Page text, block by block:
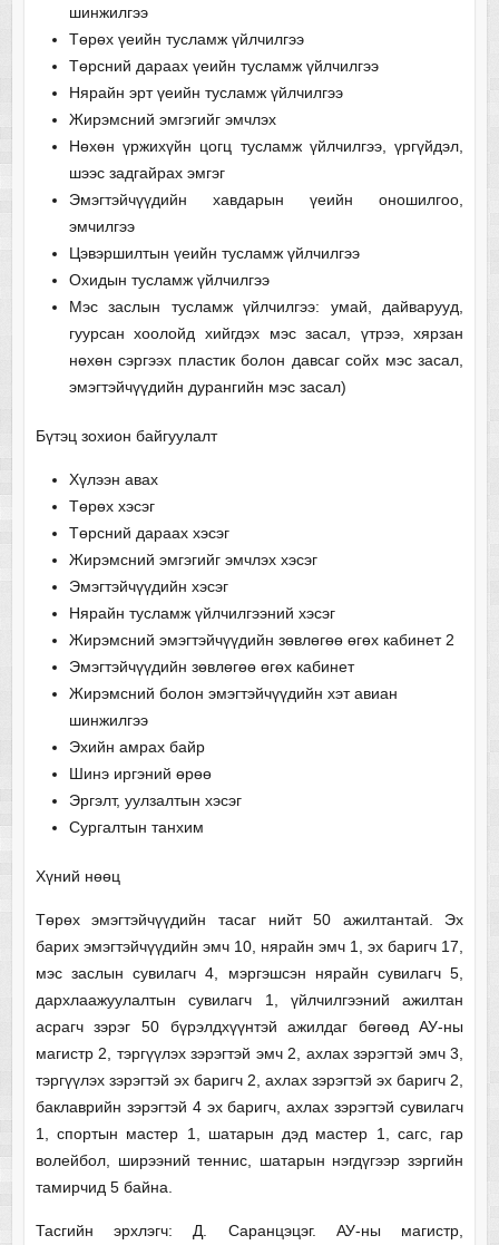
шинжилгээ
Төрөх үеийн тусламж үйлчилгээ
Төрсний дараах үеийн тусламж үйлчилгээ
Нярайн эрт үеийн тусламж үйлчилгээ
Жирэмсний эмгэгийг эмчлэх
Нөхөн үржихүйн цогц тусламж үйлчилгээ, үргүйдэл,
шээс задгайрах эмгэг
Эмэгтэйчүүдийн хавдарын үеийн оношилгоо,
эмчилгээ
Цэвэршилтын үеийн тусламж үйлчилгээ
Охидын тусламж үйлчилгээ
Мэс заслын тусламж үйлчилгээ: умай, дайварууд,
гуурсан хоолойд хийгдэх мэс засал, үтрээ, хярзан
нөхөн сэргээх пластик болон давсаг сойх мэс засал,
эмэгтэйчүүдийн дурангийн мэс засал)
Бүтэц зохион байгуулалт
Хүлээн авах
Төрөх хэсэг
Төрсний дараах хэсэг
Жирэмсний эмгэгийг эмчлэх хэсэг
Эмэгтэйчүүдийн хэсэг
Нярайн тусламж үйлчилгээний хэсэг
Жирэмсний эмэгтэйчүүдийн зөвлөгөө өгөх кабинет 2
Эмэгтэйчүүдийн зөвлөгөө өгөх кабинет
Жирэмсний болон эмэгтэйчүүдийн хэт авиан
шинжилгээ
Эхийн амрах байр
Шинэ иргэний өрөө
Эргэлт, уулзалтын хэсэг
Сургалтын танхим
Хүний нөөц
Төрөх эмэгтэйчүүдийн тасаг нийт 50 ажилтантай. Эх
барих эмэгтэйчүүдийн эмч 10, нярайн эмч 1, эх баригч 17,
мэс заслын сувилагч 4, мэргэшсэн нярайн сувилагч 5,
дархлаажуулалтын сувилагч 1, үйлчилгээний ажилтан
асрагч зэрэг 50 бүрэлдхүүнтэй ажилдаг бөгөөд АУ-ны
магистр 2, тэргүүлэх зэрэгтэй эмч 2, ахлах зэрэгтэй эмч 3,
тэргүүлэх зэрэгтэй эх баригч 2, ахлах зэрэгтэй эх баригч 2,
баклаврийн зэрэгтэй 4 эх баригч, ахлах зэрэгтэй сувилагч
1, спортын мастер 1, шатарын дэд мастер 1, сагс, гар
волейбол, ширээний теннис, шатарын нэгдүгээр зэргийн
тамирчид 5 байна.
Тасгийн эрхлэгч: Д. Саранцэцэг. АУ-ны магистр,